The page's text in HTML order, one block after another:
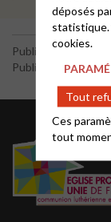
Publié le 28 mars
Publié par le
déposés
statistique.
cookies.
Tout
Ces
tout